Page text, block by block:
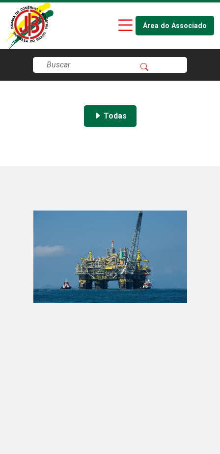
Área do Associado
Todas